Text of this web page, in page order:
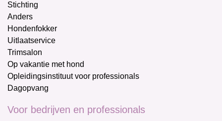
Stichting
Anders
Hondenfokker
Uitlaatservice
Trimsalon
Op vakantie met hond
Opleidingsinstituut voor professionals
Dagopvang
Voor bedrijven en professionals